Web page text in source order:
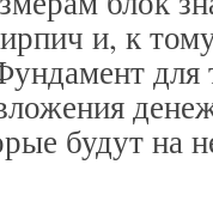
и, к
для
будут на